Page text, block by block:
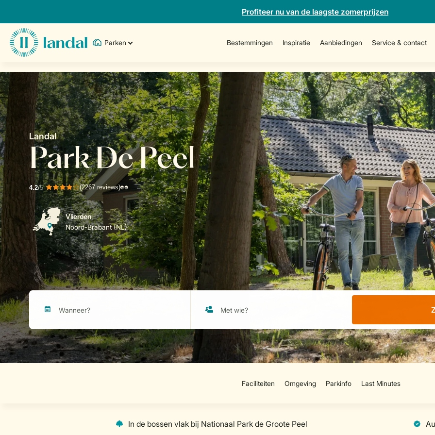
Profiteer nu van de laagste zomerprijzen
Parken Bestemmingen Inspiratie Aanbiedingen Service & contact